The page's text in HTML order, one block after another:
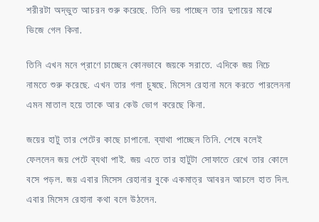
শরীরটা অদ্ভুত আচরন শুরু করেছে. তিনি ভয় পাচ্ছেন তার দুপায়ের মাঝে
ভিজে গেল কিনা.
তিনি এখন মনে প্রাণে চাচ্ছেন কোনভাবে জয়কে সরাতে. এদিকে জয় নিচে
নামতে শুরু করেছে. এখন তার গলা চুষছে. মিসেস রেহানা মনে করতে পারলেননা
এমন মাতাল হয়ে তাকে আর কেউ ভোগ করেছে কিনা.
জয়ের হাটু তার পেটের কাছে চাপানো. ব্যাথা পাচ্ছেন তিনি. শেষে বলেই
ফেললেন জয় পেটে ব্যথা পাই. জয় এতে তার হাটুটা সোফাতে রেখে তার কোলে
বসে পড়ল. জয় এবার মিসেস রেহানার বুকে একমাত্র আবরন আচলে হাত দিল.
এবার মিসেস রেহানা কথা বলে উঠলেন.